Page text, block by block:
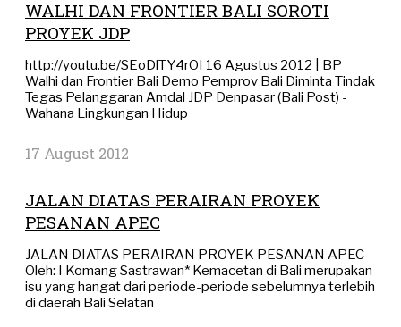
WALHI DAN FRONTIER BALI SOROTI
PROYEK JDP
http://youtu.be/SEoDlTY4rOI 16 Agustus 2012 | BP
Walhi dan Frontier Bali Demo Pemprov Bali Diminta Tindak
Tegas Pelanggaran Amdal JDP Denpasar (Bali Post) -
Wahana Lingkungan Hidup
17 August 2012
JALAN DIATAS PERAIRAN PROYEK
PESANAN APEC
JALAN DIATAS PERAIRAN PROYEK PESANAN APEC
Oleh: I Komang Sastrawan* Kemacetan di Bali merupakan
isu yang hangat dari periode-periode sebelumnya terlebih
di daerah Bali Selatan